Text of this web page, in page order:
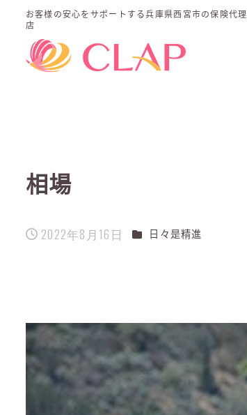
お客様の安心をサポートする兵庫県西宮市の保険代理
店
相場
投稿日
2022年8月16日 カテゴリー
日々是精進